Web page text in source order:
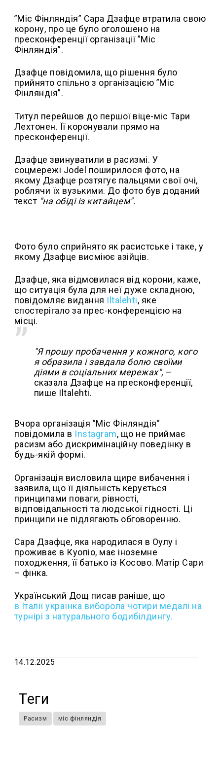
”Міс Фінляндія” Сара Дзафце втратила свою
корону, про це було оголошено на
пресконференції організації ”Міс
Фінляндія”.
Дзафце повідомила, що рішення було
прийнято спільно з організацією ”Міс
Фінляндія”.
Титул перейшов до першої віце-міс Тари
Лехтонен. Її коронували прямо на
пресконференції.
Дзафце звинуватили в расизмі. У
соцмережі Jodel поширилося фото, на
якому Дзафце розтягує пальцями свої очі,
роблячи їх вузькими. До фото був доданий
текст "на обіді із китайцем".
Фото було сприйнято як расистське і таке, у
якому Дзафце висміює азійців.
Дзафце, яка відмовилася від корони, каже,
що ситуація була для неї дуже складною,
повідомляє видання Iltalehti, яке
спостерігало за прес-конференцією на
місці.
"Я прошу пробачення у кожного, кого
я образила і завдала болю своїми
діями в соціальних мережах", –
сказала Дзафце на пресконференції,
пише Iltalehti.
Вчора організація ”Міс Фінляндія”
повідомила в Instagram, що не приймає
расизм або дискримінаційну поведінку в
будь-якій формі.
Організація висловила щире вибачення і
заявила, що її діяльність керується
принципами поваги, рівності,
відповідальності та людської гідності. Ці
принципи не підлягають обговоренню.
Сара Дзафце, яка народилася в Оулу і
проживає в Куопіо, має іноземне
походження, її батько із Косово. Матір Сари
– фінка.
Український Дощ писав раніше, що
в Італії українка виборола чотири медалі на
турнірі з натурального бодибілдингу.
14.12.2025
Теги
Расизм міс фінляндія